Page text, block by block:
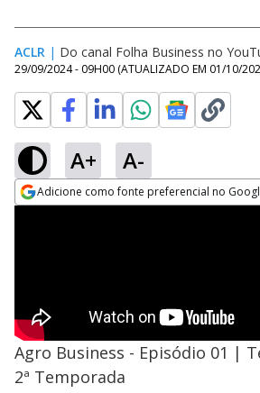
ACLR | Do canal Folha Business no
29/09/2024 - 09H00 (ATUALIZADO EM 01/10/
A+ A-
Adicione como fonte preferencial no
Agro Business - Episódio 01 |
2ª Temporada